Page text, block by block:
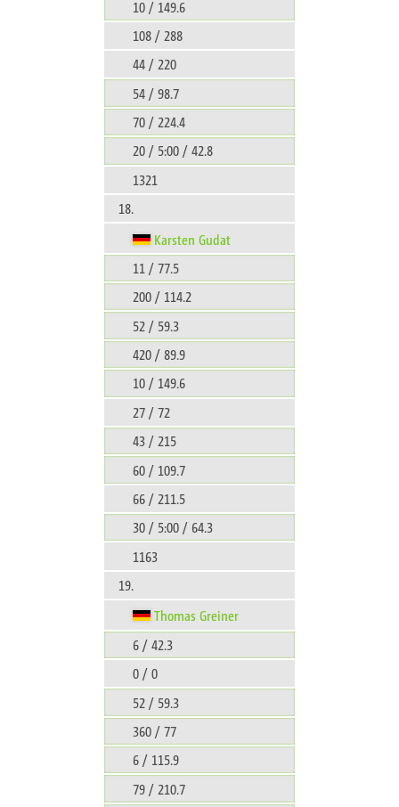
10 / 149.6
108 / 288
44 / 220
54 / 98.7
70 / 224.4
20 / 5:00 / 42.8
1321
18.
Karsten Gudat
11 / 77.5
200 / 114.2
52 / 59.3
420 / 89.9
10 / 149.6
27 / 72
43 / 215
60 / 109.7
66 / 211.5
30 / 5:00 / 64.3
1163
19.
Thomas Greiner
6 / 42.3
0 / 0
52 / 59.3
360 / 77
6 / 115.9
79 / 210.7